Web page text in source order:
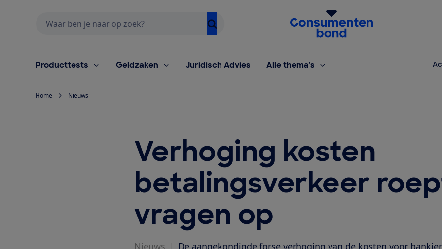
Homepage van de Consumentenbond
Producttests Geldzaken Juridisch Advies Alle thema's
Home Nieuws
Verhoging kosten
betalingsverkeer
vragen op
Nieuws
De aangekondigde forse verhoging van de kosten voor